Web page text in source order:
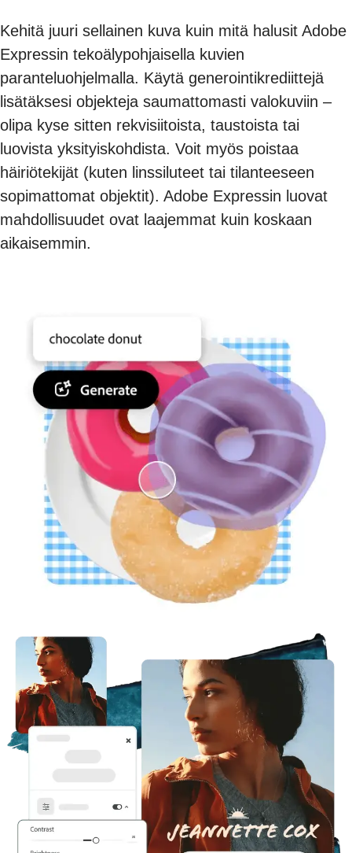
Kehitä juuri sellainen kuva kuin mitä halusit Adobe
Expressin tekoälypohjaisella kuvien
paranteluohjelmalla. Käytä generointikrediittejä
lisätäksesi objekteja saumattomasti valokuviin –
olipa kyse sitten rekvisiitoista, taustoista tai
luovista yksityiskohdista. Voit myös poistaa
häiriötekijät (kuten linssiluteet tai tilanteeseen
sopimattomat objektit). Adobe Expressin luovat
mahdollisuudet ovat laajemmat kuin koskaan
aikaisemmin.